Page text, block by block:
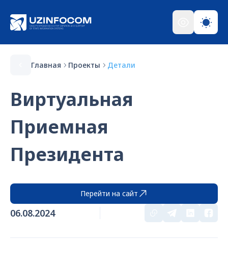
Главная Проекты Детали
Виртуальная
Приемная
Президента
Перейти на сайт
06.08.2024